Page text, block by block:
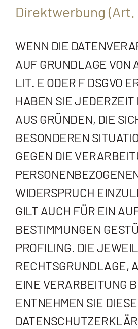
Direktwerbung (Art.
WENN DIE
AUF GRUNDLAGE VON
LIT. E ODER F DSGVO
HABEN SIE JEDERZEIT
AUS GRÜNDEN, DIE
BESONDEREN
GEGEN DIE
WIDERSPRUCH
GILT AUCH FÜR EIN
BESTIMMUNGEN
PROFILING. DIE
RECHTSGRUNDLAGE,
EINE VERARBEITUNG
ENTNEHMEN SIE